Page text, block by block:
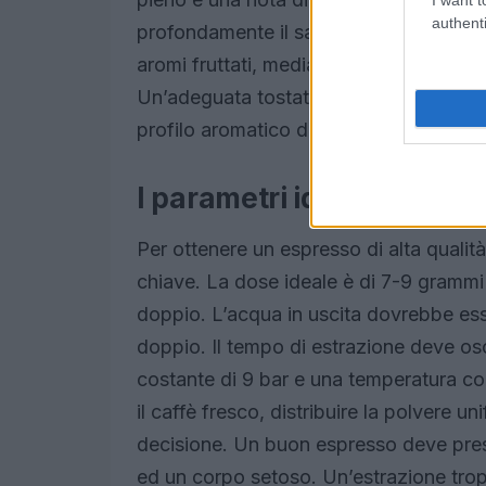
profondamente il sapore finale.
aromi fruttati, media per equilibrio e
Un’adeguata tostatura media o
profilo aromatico dell’espresso.
I parametri ideali per un
Per ottenere un espresso di alta
chiave. La dose ideale è di 7-9
doppio. L’acqua in uscita dovrebbe
doppio. Il tempo di estrazione deve
costante di 9 bar e una temperatura
il caffè fresco, distribuire la polvere
decisione. Un buon espresso deve
ed un corpo setoso. Un’estrazione